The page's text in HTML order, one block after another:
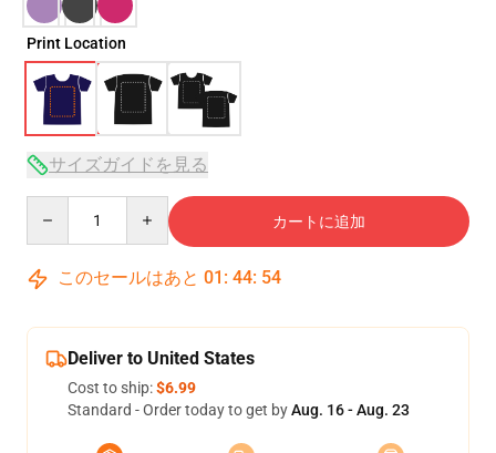
Print Location
サイズガイドを見る
カートに追加
このセールはあと 01 : 44: 54
Deliver to United States
Cost to ship:$6.99
Standard - Order today to get byAug. 16 - Aug. 23